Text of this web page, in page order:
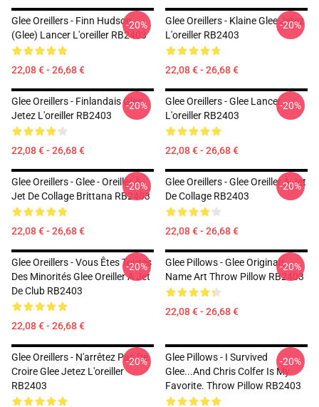
Glee Oreillers - Finn Hudson
(Glee) Lancer L'oreiller RB2403
22,08 € - 26,68 €
-20%
Glee Oreillers - Klaine Glee Jetez
L'oreiller RB2403
22,08 € - 26,68 €
-20%
Glee Oreillers - Finlandais Glee
Jetez L'oreiller RB2403
22,08 € - 26,68 €
-20%
Glee Oreillers - Glee Lancer
L'oreiller RB2403
22,08 € - 26,68 €
-20%
Glee Oreillers - Glee - Oreiller À
Jet De Collage Brittana RB2403
22,08 € - 26,68 €
-20%
Glee Oreillers - Glee Oreiller À Jet
De Collage RB2403
22,08 € - 26,68 €
-20%
Glee Oreillers - Vous Êtes Toutes
Des Minorités Glee Oreiller À Jet
De Club RB2403
22,08 € - 26,68 €
-20%
Glee Pillows - Glee Originals
Name Art Throw Pillow RB2403
22,08 € - 26,68 €
-20%
Glee Oreillers - N'arrêtez Pas De
Croire Glee Jetez L'oreiller
RB2403
-20%
Glee Pillows - I Survived
Glee...and Chris Colfer Is My
Favorite. Throw Pillow RB2403
-20%